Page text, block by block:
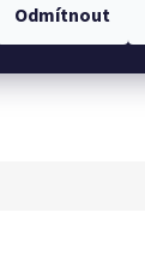
Odmítnout